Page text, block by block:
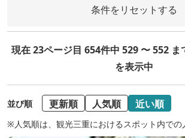
条件をリセットする
現在 23ページ目 654件中 529 〜 552 ま
を表示中
並び順 更新順 人気順 近い順
※人気順は、観光三重におけるスポット内での